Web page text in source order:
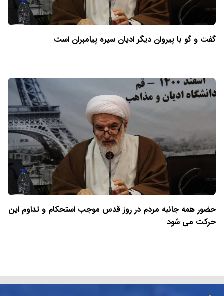
گفت و گو با پیروان دیگر ادیان سیره پیامبران است
حضور همه جانبه مردم در روز قدس موجب استحکام و تداوم این
حرکت می شود